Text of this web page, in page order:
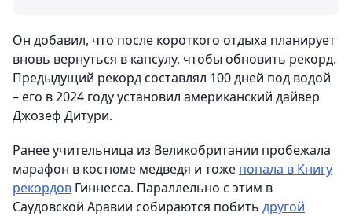
Он добавил, что после короткого отдыха планирует
вновь вернуться в капсулу, чтобы обновить рекорд.
Предыдущий рекорд составлял 100 дней под водой
– его в 2024 году установил американский дайвер
Джозеф Дитури.
Ранее учительница из Великобритании пробежала
марафон в костюме медведя и тоже попала в Книгу
рекордов Гиннесса. Параллельно с этим в
Саудовской Аравии собираются побить другой